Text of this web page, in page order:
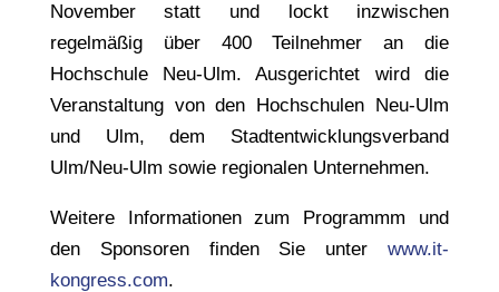
November statt und lockt inzwischen
regelmäßig über 400 Teilnehmer an die
Hochschule Neu-Ulm. Ausgerichtet wird die
Veranstaltung von den Hochschulen Neu-Ulm
und Ulm, dem Stadtentwicklungsverband
Ulm/Neu-Ulm sowie regionalen Unternehmen.
Weitere Informationen zum Programmm und
den Sponsoren finden Sie unterwww.it-
kongress.com.